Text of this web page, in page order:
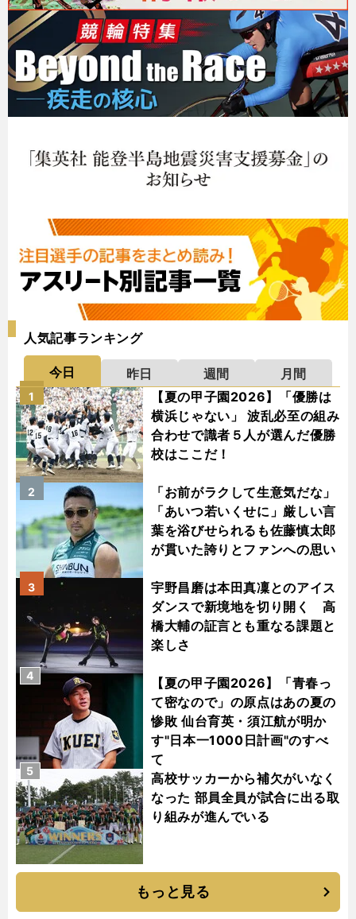
人気記事ランキング
今日 昨日 週間
月間
【夏の甲子園2026】「優勝は
横浜じゃない」 波乱必至の組み
合わせで識者５人が選んだ優勝
校はここだ！
1
「お前がラクして生意気だな」
「あいつ若いくせに」厳しい言
葉を浴びせられるも佐藤慎太郎
が貫いた誇りとファンへの思い
2
宇野昌磨は本田真凜とのアイス
ダンスで新境地を切り開く 高
橋大輔の証言とも重なる課題と
楽しさ
3
【夏の甲子園2026】「青春っ
て密なので」の原点はあの夏の
惨敗 仙台育英・須江航が明か
す"日本一1000日計画"のすべ
て
4
高校サッカーから補欠がいなく
なった 部員全員が試合に出る取
り組みが進んでいる
5
もっと見る